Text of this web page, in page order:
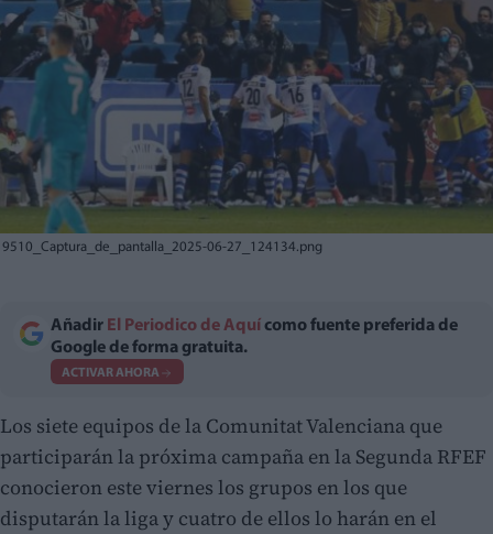
9510_Captura_de_pantalla_2025-06-27_124134.png
Añadir El Periodico de Aquí como fuente preferida de
Google de forma gratuita.
ACTIVAR AHORA
Los siete equipos de la Comunitat Valenciana que
participarán la próxima campaña en la Segunda RFEF
conocieron este viernes los grupos en los que
disputarán la liga y cuatro de ellos lo harán en el